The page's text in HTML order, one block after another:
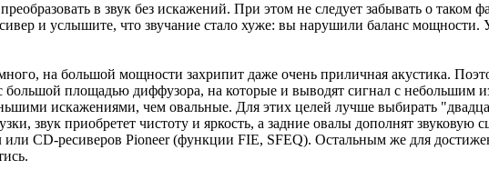
в звук без искажений. При этом не следует забывать о таком
и услышите, что звучание стало хуже: вы нарушили баланс мощности.
на большой мощности захрипит даже очень приличная акустика.
большой площадью диффузора, на которые и выводят сигнал с небольшим
искажениями, чем овальные. Для этих целей лучше выбирать
звук приобретет чистоту и яркость, а задние овалы дополнят
CD-ресиверов Pioneer (функции FIE, SFEQ). Остальным же для